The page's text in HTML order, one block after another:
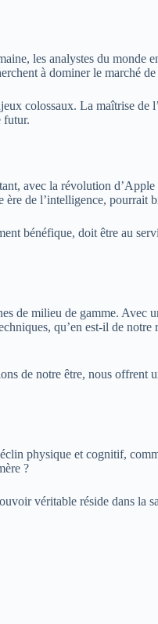
les analystes du monde
à dominer le marché
colossaux. La maîtrise
futur.
avec la révolution
de l’intelligence, pourrait
bénéfique, doit être au
de milieu de gamme. Avec
qu’en est-il de
de notre être, nous
physique et cognitif,
?
véritable réside dans la